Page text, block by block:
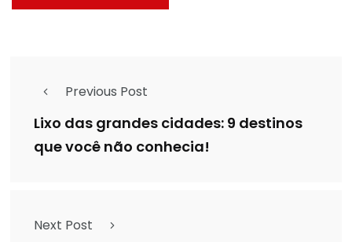
Previous Post
Lixo das grandes cidades: 9 destinos
que você não conhecia!
Next Post